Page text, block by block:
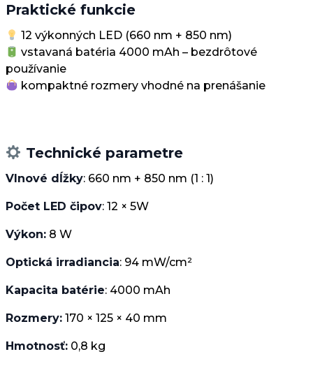
Praktické funkcie
12 výkonných LED (660 nm + 850 nm)
vstavaná batéria 4000 mAh – bezdrôtové
používanie
kompaktné rozmery vhodné na prenášanie
Technické parametre
Vlnové dĺžky: 660 nm + 850 nm (1 : 1)
Počet LED čipov: 12 × 5W
Výkon: 8 W
Optická irradiancia: 94 mW/cm²
Kapacita batérie: 4000 mAh
Rozmery: 170 × 125 × 40 mm
Hmotnosť: 0,8 kg